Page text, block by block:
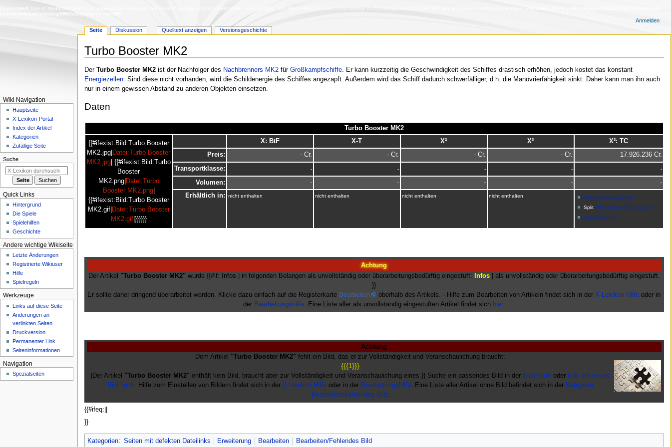
Deprecated : Use of MediaWiki\Skin\Skin::appendSpecialPagesLinkIfAbsent was deprecated in MediaWiki 1.44. [Called from MediaWiki\Skin\Skin::buildSidebar in /homepages/8/d312538493/htdocs/X-Lexikon/includes/skins/Skin.php at line 1639] in
Lexikon/includes/debug/MWDebug.php
Turbo Booster MK2
Zur
Navigation
springen
Zur
Suche
springen
Der Turbo Booster MK2ist der Nachfolger des Nachbrenners MK2für Großkampfschiffe. Er kann kurzzeitig die Geschwindigkeit des Schiffes drastisch erhöhen, jedoch kostet das konstant
Energiezellen. Sind diese nicht vorhanden, wird die Schildenergie des Schiffes angezapft. Außerdem wird das Schiff dadurch schwerfälliger, d.h. die Manövrierfähigkeit sinkt. Daher kann man ihn auch
nur in einem gewissen Abstand zu anderen Objekten einsetzen.
Daten
Turbo Booster MK2
{{#ifexist:Bild:Turbo Booster
MK2.jpg| Datei:Turbo Booster
MK2.jpg| {{#ifexist:Bild:Turbo
Booster
MK2.png| Datei:Turbo
Booster MK2.png|
{{#ifexist:Bild:Turbo Booster
MK2.gif| Datei:Turbo Booster
MK2.gif|}}}}}}
X: BtF X-T X² X³
X³: TC
Preis:
- Cr. - Cr. - Cr. - Cr.
17.926.236 Cr.
Transportklasse:
- - - - -
Volumen: - - - -
-
Erhältlich in:
nicht enthalten nicht enthalten nicht enthalten nicht enthalten
Split Ausrüstungsdock
Split Militärischer Außenposten
StarkimArm HQ
Achtung
Der Artikel "Turbo Booster MK2" wurde {{#if: Infos | in folgenden Belangen als unvollständig oder überarbeitungsbedürftig eingestuft: Infos| als unvollständig oder überarbeitungsbedürftig eingestuft.
}}
Er sollte daher dringend überarbeitet werden. Klicke dazu einfach auf die Registerkarte Bearbeiten oberhalb des Artikels. - Hilfe zum Bearbeiten von Artikeln findet sich in derX-Lexikon Hilfe oder in
der Bearbeitungshilfe. Eine Liste aller als unvollständig eingestuften Artikel findet sich hier.
Achtung
Dem Artikel "Turbo Booster MK2" fehlt ein Bild, das er zur Vollständigkeit und Veranschaulichung braucht:
{{{1}}}
|Der Artikel "Turbo Booster MK2" enthält kein Bild, braucht aber zur Vollständigkeit und Veranschaulichung eines.}} Suche ein passendes Bild in der Bilderliste oder lade ein neues
Bild hoch. Hilfe zum Einstellen von Bildern findet sich in derX-Lexikon Hilfe oder in der Bearbeitungshilfe. Eine Liste aller Artikel ohne Bild befindet sich in der Kategorie
Bearbeiten/Fehlendes Bild.
{{#ifeq:||
}}
Kategorien: Seiten mit defekten Dateilinks Erweiterung Bearbeiten Bearbeiten/Fehlendes Bild
N
a
o
n
m
n
Seite Diskussion Quelltext anzeigen Versionsgeschichte
Anmelden
Wiki Navigation
Hauptseite
X-Lexikon-Portal
Index der Artikel
Kategorien
Zufällige Seite
Suche
Quick Links
Hintergrund
Die Spiele
Spielehilfen
Geschichte
Andere wichtige Wikiseiten
Letzte Änderungen
Registrierte Wikiuser
Hilfe
Spielregeln
Werkzeuge
Links auf diese Seite
Änderungen an
verlinkten Seiten
Druckversion
Permanenter Link
Seiten­­informationen
Navigation
Spezialseiten